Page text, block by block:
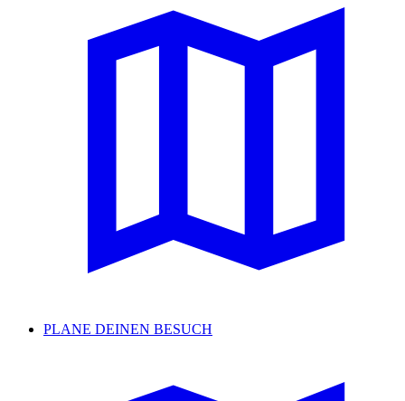
PLANE DEINEN BESUCH